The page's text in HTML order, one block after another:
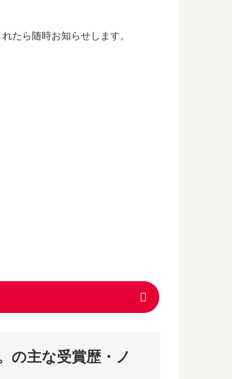
たら随時お知らせします。
の主な受賞歴・ノ